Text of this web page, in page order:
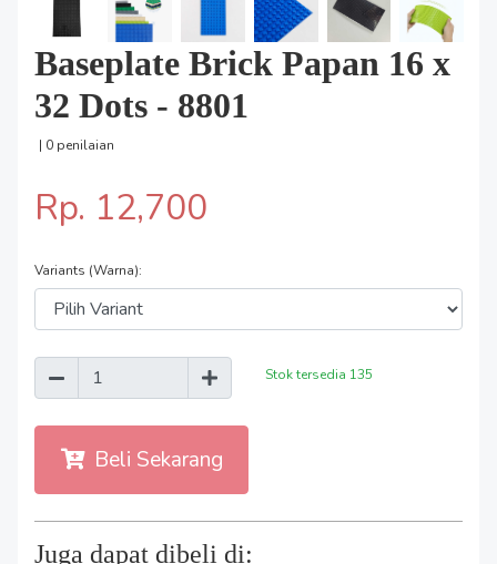
Baseplate Brick Papan 16 x
32 Dots - 8801
| 0 penilaian
Rp. 12,700
Variants (Warna):
Stok tersedia 135
Beli Sekarang
Juga dapat dibeli di: